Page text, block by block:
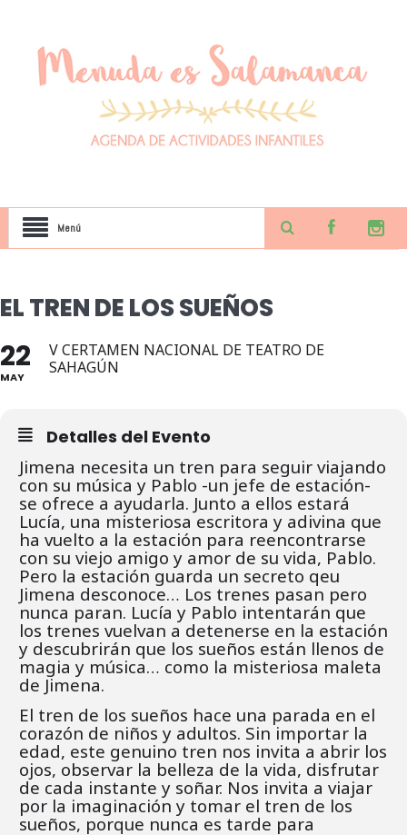
Menú
EL TREN DE LOS SUEÑOS
22
MAY
V CERTAMEN NACIONAL DE TEATRO DE
SAHAGÚN
Detalles del Evento
Jimena necesita un tren para seguir viajando
con su música y Pablo -un jefe de estación-
se ofrece a ayudarla. Junto a ellos estará
Lucía, una misteriosa escritora y adivina que
ha vuelto a la estación para reencontrarse
con su viejo amigo y amor de su vida, Pablo.
Pero la estación guarda un secreto qeu
Jimena desconoce… Los trenes pasan pero
nunca paran. Lucía y Pablo intentarán que
los trenes vuelvan a detenerse en la estación
y descubrirán que los sueños están llenos de
magia y música… como la misteriosa maleta
de Jimena.
El tren de los sueños hace una parada en el
corazón de niños y adultos. Sin importar la
edad, este genuino tren nos invita a abrir los
ojos, observar la belleza de la vida, disfrutar
de cada instante y soñar. Nos invita a viajar
por la imaginación y tomar el tren de los
sueños, porque nunca es tarde para